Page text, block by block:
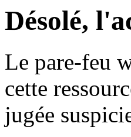
Désolé,
Le pare-feu
cette
jugée